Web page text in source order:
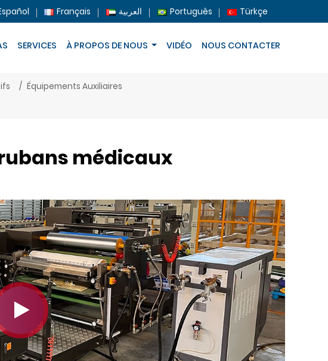
Français العربية Português Türkçe
SERVICES À PROPOS DE NOUS VIDÉO NOUS CONTACTER
Équipements Auxiliaires
médicaux